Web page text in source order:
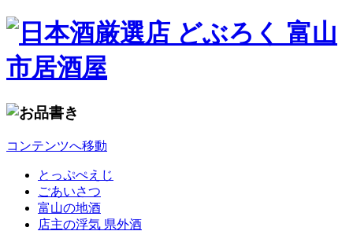
コンテンツへ移動
とっぷぺえじ
ごあいさつ
富山の地酒
店主の浮気 県外酒